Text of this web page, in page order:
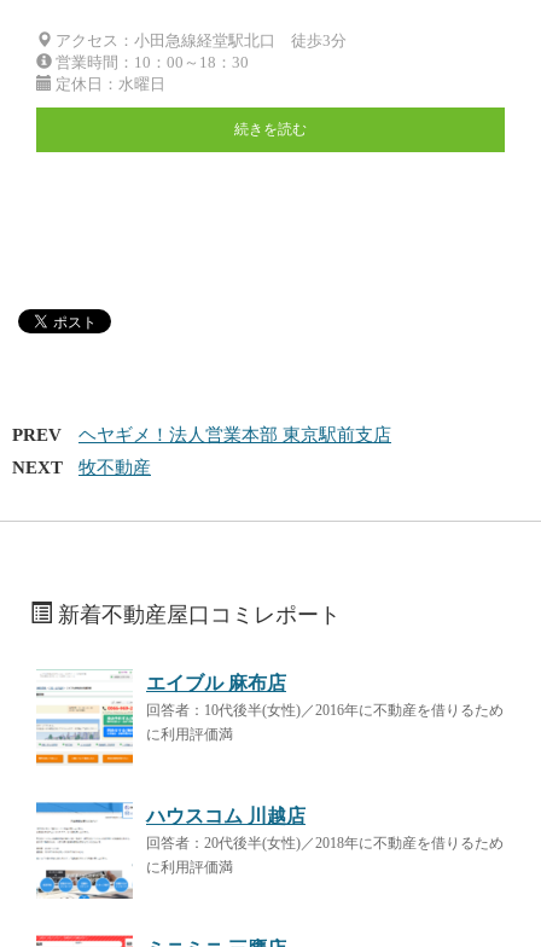
アクセス：小田急線経堂駅北口 徒歩3分
営業時間：10：00～18：30
定休日：水曜日
続きを読む
PREV
ヘヤギメ！法人営業本部 東京駅前支店
NEXT
牧不動産
新着不動産屋口コミレポート
エイブル 麻布店
回答者：10代後半(女性)／2016年に不動産を借りるため
に利用評価満
ハウスコム 川越店
回答者：20代後半(女性)／2018年に不動産を借りるため
に利用評価満